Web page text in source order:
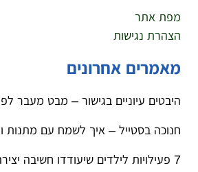
מפת אתר
הצהרת נגישות
מאמרים אחרונים
היבטים עיוניים בגישור – מבט מעבר
חנוכה בסטייל – איך לשמח עם מתנות
7 פעילויות לילדים שיעודדו חשיבה יצירתית מחוץ לקופסא